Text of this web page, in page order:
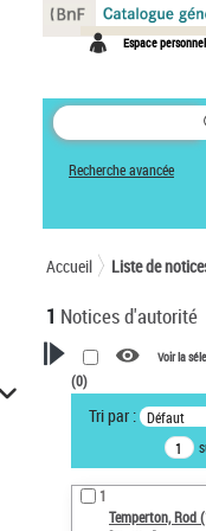
Espace personnel
Recherche avancée
Accueil Liste de
1 Notices d'autorité
VOTRE RECHERCHE
Recherche
notices d’autorité
Œuvres liées à
Temperton, Rod
Voir la
(0)
Tri par : Défaut
1
Temperton, Rod
Panneau de gestion des cookies